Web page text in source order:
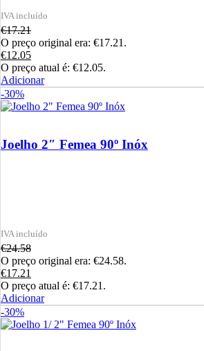
€17.21
O preço original era: €17.21.
€12.05
O preço atual é: €12.05.
Adicionar
-30%
Joelho 2″ Femea 90º Inóx
€24.58
O preço original era: €24.58.
€17.21
O preço atual é: €17.21.
Adicionar
-30%